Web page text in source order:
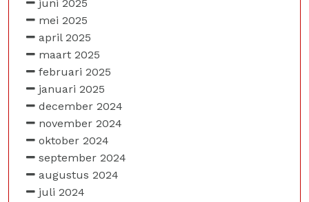
juni 2025
mei 2025
april 2025
maart 2025
februari 2025
januari 2025
december 2024
november 2024
oktober 2024
september 2024
augustus 2024
juli 2024